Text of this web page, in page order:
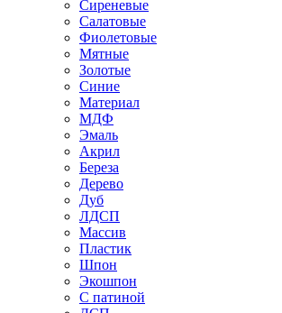
Сиреневые
Салатовые
Фиолетовые
Мятные
Золотые
Синие
Материал
МДФ
Эмаль
Акрил
Береза
Дерево
Дуб
ЛДСП
Массив
Пластик
Шпон
Экошпон
С патиной